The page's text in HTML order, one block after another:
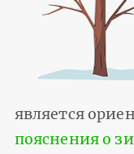
является
пояснения о